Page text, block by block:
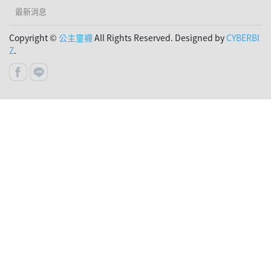
最新消息
Copyright © 公主童襪All Rights Reserved. Designed byCYBERBI
Z.